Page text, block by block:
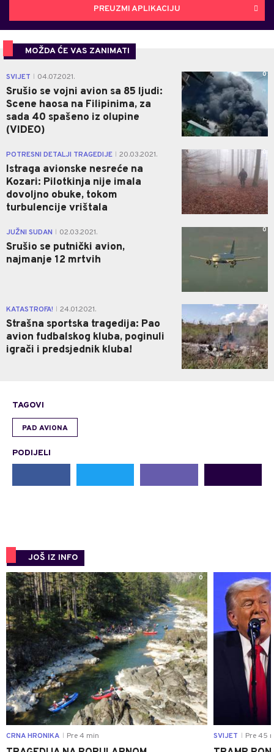
PREUZMI APLIKACIJU
MOŽDA ĆE VAS ZANIMATI
SVIJET 04.07.2021.
Srušio se vojni avion sa 85 ljudi:
Scene haosa na Filipinima, za
sada 40 spašeno iz olupine
(VIDEO)
0
POTRESNI DETALJI TRAGEDIJE 20.03.2021.
Istraga avionske nesreće na
Kozari: Pilotkinja nije imala
dovoljno obuke, tokom
turbulencije vrištala
0
JUŽNI SUDAN 02.03.2021.
Srušio se putnički avion,
najmanje 12 mrtvih
0
KATASTROFA! 24.01.2021.
Strašna sportska tragedija: Pao
avion fudbalskog kluba, poginuli
igrači i predsjednik kluba!
0
TAGOVI
PAD AVIONA
PODIJELI
JOŠ IZ INFO
0
CRNA HRONIKA Pre 4 min SVIJET Pre 45